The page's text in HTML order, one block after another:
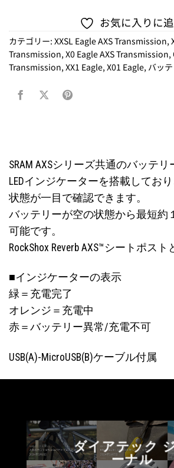
お気に入りに
カテゴリー: XXSL Eagle AXS Transmission,
Transmission, X0 Eagle AXS Transmission,
Transmission, XX1 Eagle, X01 Eagle, バッ
SRAM AXSシリーズ共通のバッテリ
LEDインジケーターを搭載してお
状態が一目で確認できます。
バッテリーが空の状態から最短約
可能です。
RockShox Reverb AXS™シートポスト
■インジケーターの表示
緑＝充電完了
オレンジ＝充電中
赤＝バッテリー異常/充電不可
USB(A)-MicroUSB(B)ケーブル付属
ダイアテック
ーナル